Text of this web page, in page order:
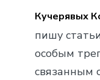
Кучерявых
пишу
особым
связанным